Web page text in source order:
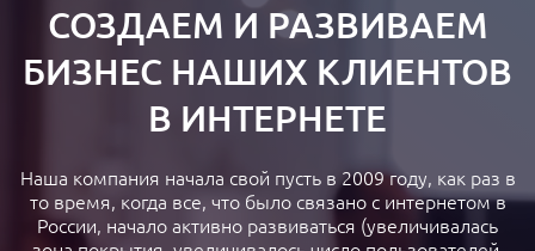
СОЗДАЕМ И РАЗВИВАЕМ
БИЗНЕС НАШИХ КЛИЕНТОВ
В ИНТЕРНЕТЕ
Наша компания начала свой пусть в 2009 году, как раз в
то время, когда все, что было связано с интернетом в
России, начало активно развиваться (увеличивалась